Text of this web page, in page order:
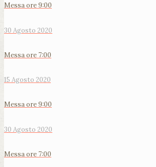
Messa ore 9:00
30 Agosto 2020
Messa ore 7:00
15 Agosto 2020
Messa ore 9:00
30 Agosto 2020
Messa ore 7:00